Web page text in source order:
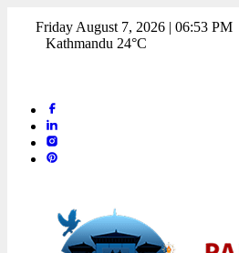
Friday August 7, 2026 | 06:53 PM
Kathmandu 24°C